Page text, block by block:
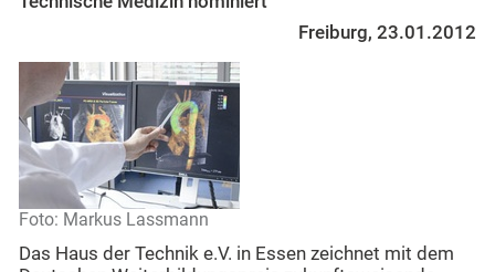
Freiburg, 23.01.2012
Foto: Markus Lassmann
Das Haus der Technik e.V. in Essen zeichnet mit dem